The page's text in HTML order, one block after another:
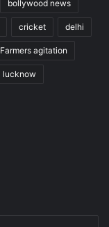
bollywood news
cricket delhi
Farmers agitation
lucknow